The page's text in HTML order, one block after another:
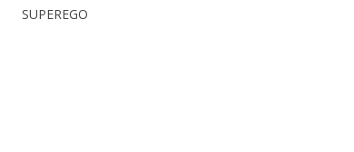
SUPEREGO